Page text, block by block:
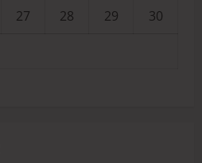
27 28 29
30